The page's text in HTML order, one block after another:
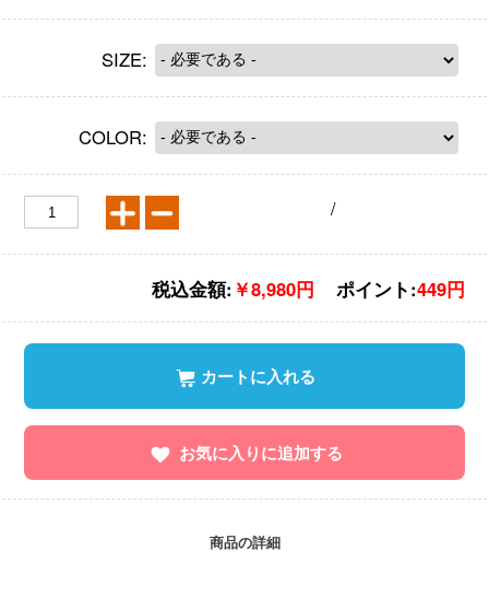
SIZE:
COLOR:
/
税込金額: ￥8,980円 ポイント:449円
カートに入れる
お気に入りに追加する
商品の詳細